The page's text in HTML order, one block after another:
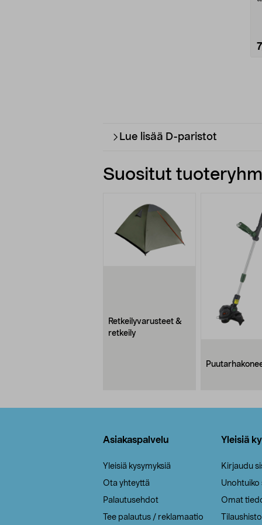
Lue lisää D-paristot
Suositut
Retkeilyvarusteet &
retkeily
Asiakaspalvelu
Yleisiä kysymyksiä
Ota yhteyttä
Palautusehdot
Tee palautus / reklamaatio
Yleisiä
Kirjaudu
Unohtuiko
Omat